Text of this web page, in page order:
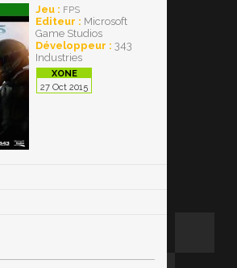
Jeu : FPS
Editeur : Microsoft
Game Studios
Développeur : 343
Industries
27 Oct 2015